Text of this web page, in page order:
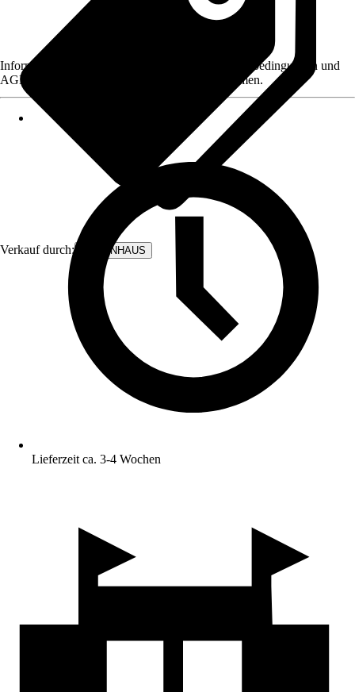
Verkauf durch: BODENHAUS
Informationen des Verkäufers, wie z. B. Rückgabebedingungen und
AGB, finden Sie bei Klick auf den Verkäufernamen.
Lieferzeit ca. 3-4 Wochen